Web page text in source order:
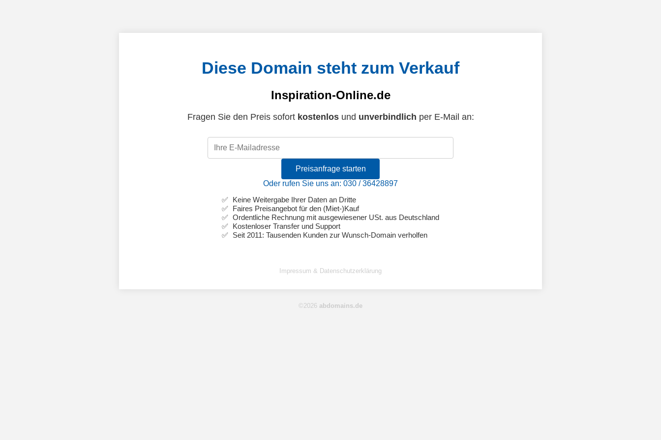
Diese Domain steht zum Verkauf
Inspiration-Online.de
Fragen Sie den Preis sofort kostenlosund unverbindlich per E-Mail an:
Preisanfrage starten
Oder rufen Sie uns an: 030 / 36428897
Keine Weitergabe Ihrer Daten an Dritte
Faires Preisangebot für den (Miet-)Kauf
Ordentliche Rechnung mit ausgewiesener USt. aus Deutschland
Kostenloser Transfer und Support
Seit 2011: Tausenden Kunden zur Wunsch-Domain verholfen
Impressum & Datenschutzerklärung
©2026 abdomains.de